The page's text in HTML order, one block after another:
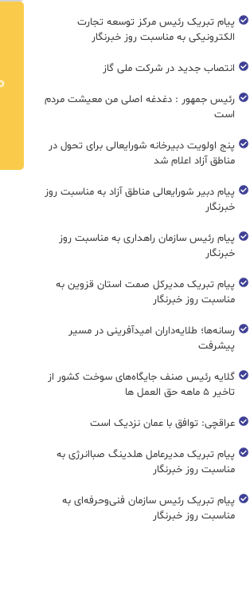
پیام تبریک رئیس مرکز توسعه تجارت
الکترونیکی به مناسبت روز خبرنگار
انتصاب جدید در شرکت ملی گاز
رئیس جمهور : دغدغه اصلی من معیشت مردم
است
پنج اولویت دبیرخانه شورایعالی برای تحول در
مناطق آزاد اعلام شد
پیام دبیر شورایعالی مناطق آزاد به مناسبت روز
خبرنگار
پیام رئیس سازمان راهداری به مناسبت روز
خبرنگار
پیام تبریک مدیرکل صمت استان قزوین به
مناسبت روز خبرنگار
رسانه‌ها؛ طلایه‌داران امیدآفرینی در مسیر
پیشرفت
گلایه رئیس صنف جایگاه‌های سوخت کشور از
تاخیر ۵ ماهه حق العمل ها
عراقچی: توافق با عمان نزدیک است
پیام تبریک مدیرعامل هلدینگ صباانرژی به
مناسبت روز خبرنگار
پیام تبریک رئیس سازمان فنی‌و‌حرفه‌ای به
مناسبت روز خبرنگار